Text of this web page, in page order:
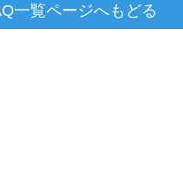
一覧ページへもどる